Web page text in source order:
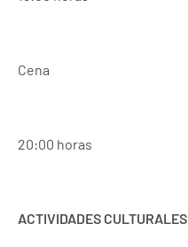
Cena
20:00 horas
ACTIVIDADES CULTURALES